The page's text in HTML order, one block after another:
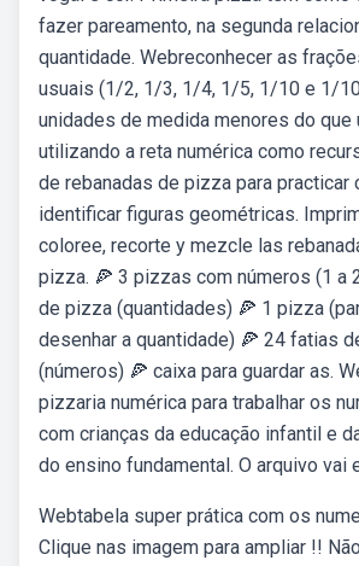
fazer pareamento, na segunda
quantidade. Webreconhecer as
usuais (1/2, 1/3, 1/4, 1/5, 1/10 e 1/
unidades de medida menores do que
utilizando a reta numérica como
de rebanadas de pizza para practicar
identificar figuras geométricas.
coloree, recorte y mezcle las
pizza. 🍕 3 pizzas com números (1 a
de pizza (quantidades) 🍕 1 pizza
desenhar a quantidade) 🍕 24 fatias
(números) 🍕 caixa para guardar as.
pizzaria numérica para trabalhar os
com crianças da educação infantil e
do ensino fundamental. O arquivo vai
Webtabela super prática com os
Clique nas imagem para ampliar !!